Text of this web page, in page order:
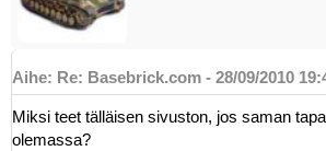
Aihe: Re: Basebrick.com - 28/09/2010
Miksi teet tälläisen sivuston, jos saman
olemassa?